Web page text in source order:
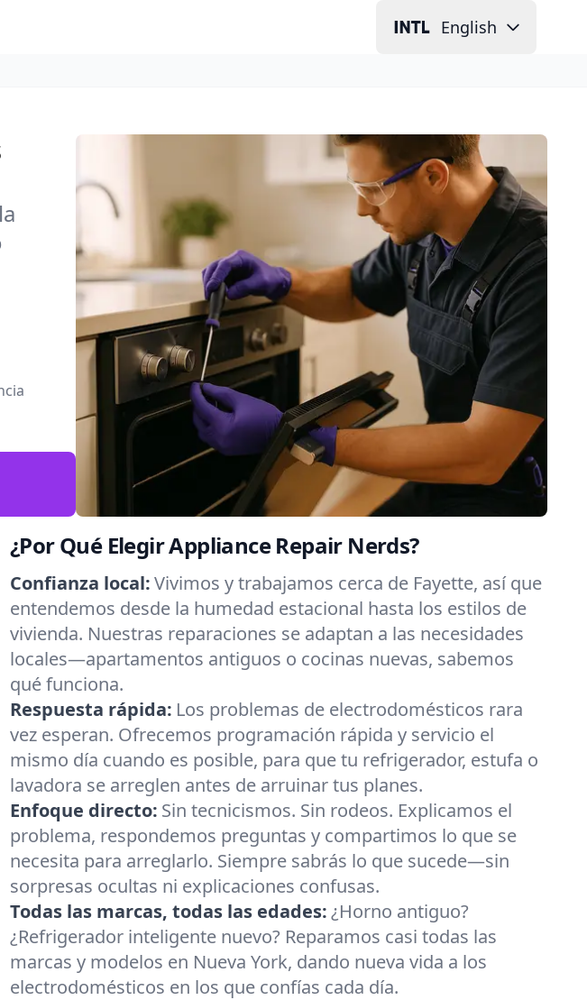
English
¿Por Qué Elegir Appliance Repair Nerds?
Confianza local:Vivimos y trabajamos cerca de Fayette, así que
entendemos desde la humedad estacional hasta los estilos de
vivienda. Nuestras reparaciones se adaptan a las necesidades
locales—apartamentos antiguos o cocinas nuevas, sabemos
qué funciona.
Respuesta rápida: Los problemas de electrodomésticos rara
vez esperan. Ofrecemos programación rápida y servicio el
mismo día cuando es posible, para que tu refrigerador, estufa o
lavadora se arreglen antes de arruinar tus planes.
Enfoque directo: Sin tecnicismos. Sin rodeos. Explicamos el
problema, respondemos preguntas y compartimos lo que se
necesita para arreglarlo. Siempre sabrás lo que sucede—sin
sorpresas ocultas ni explicaciones confusas.
Todas las marcas, todas las edades:¿Horno antiguo?
¿Refrigerador inteligente nuevo? Reparamos casi todas las
marcas y modelos en Nueva York, dando nueva vida a los
electrodomésticos en los que confías cada día.